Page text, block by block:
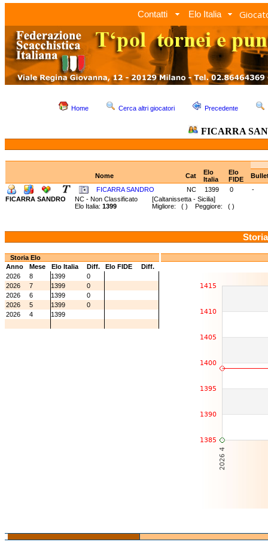
Contatti Elo Italia
Home Cerca altri giocatori Precedente
FICARRA
Nome Cat
Elo
Italia
Elo
FIDE
FICARRA SANDRO
NC 1399 0
-
FICARRA SANDRO
NC - Non Classificato [Caltanissetta - Sicilia]
Elo Italia: 1399 Migliore: ( ) Peggiore: ( )
Storia Elo
Anno
Mese Elo Italia Diff. Elo FIDE
Diff.
2026
8 1399
0
2026
7 1399
0
2026
6 1399
0
2026
5 1399
0
2026
4 1399